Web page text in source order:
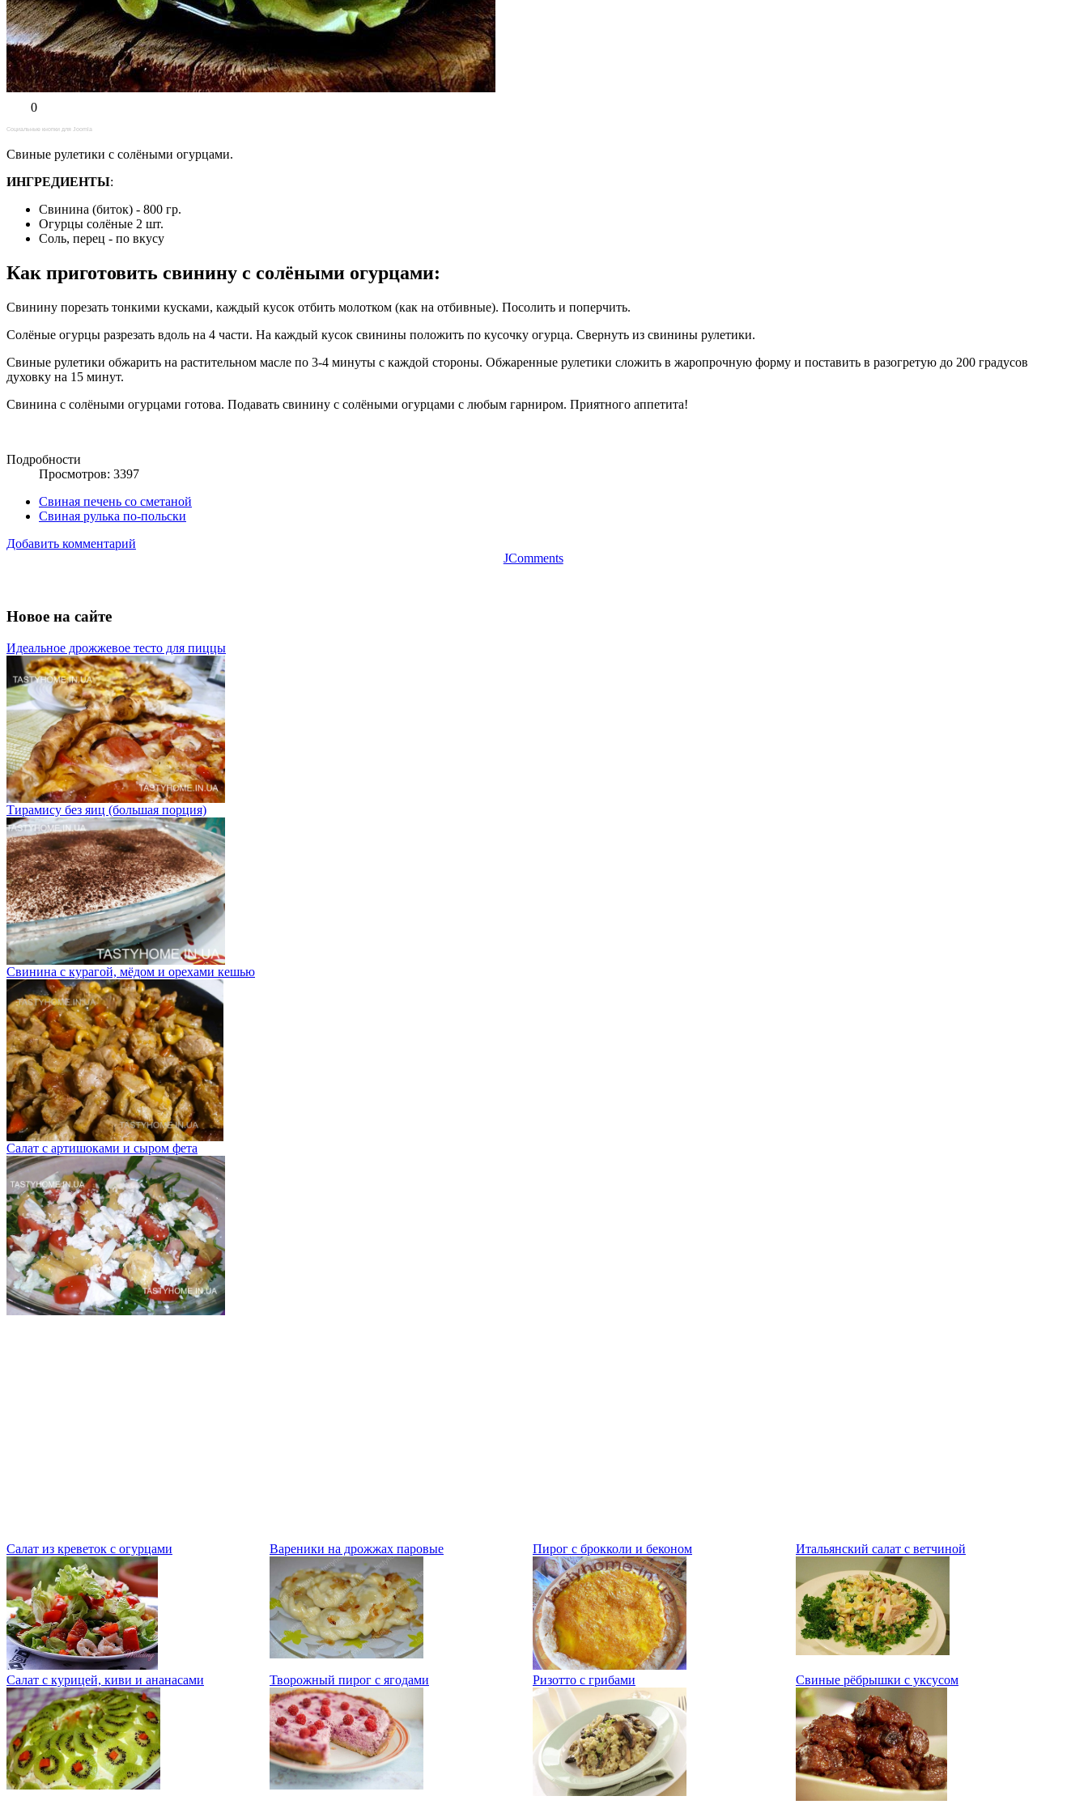
0
Социальные кнопки для Joomla
Свиные рулетики с солёными огурцами.
ИНГРЕДИЕНТЫ:
Свинина (биток) - 800 гр.
Огурцы солёные 2 шт.
Соль, перец - по вкусу
Как приготовить свинину с солёными огурцами:
Свинину порезать тонкими кусками, каждый кусок отбить молотком (как на отбивные). Посолить и поперчить.
Солёные огурцы разрезать вдоль на 4 части. На каждый кусок свинины положить по кусочку огурца. Свернуть из свинины рулетики.
Свиные рулетики обжарить на растительном масле по 3-4 минуты с каждой стороны. Обжаренные рулетики сложить в жаропрочную форму и поставить в разогретую до 200 градусов
духовку на 15 минут.
Свинина с солёными огурцами готова. Подавать свинину с солёными огурцами с любым гарниром. Приятного аппетита!
Подробности
Просмотров: 3397
Свиная печень со сметаной
Свиная рулька по-польски
Добавить комментарий
JComments
Новое на сайте
Идеальное дрожжевое тесто для пиццы
Тирамису без яиц (большая порция)
Свинина с курагой, мёдом и орехами кешью
Салат с артишоками и сыром фета
Салат из креветок с огурцами Вареники на дрожжах паровые Пирог с брокколи и беконом Итальянский салат с ветчиной
Салат с курицей, киви и ананасами Творожный пирог с ягодами Ризотто с грибами Свиные рёбрышки с уксусом